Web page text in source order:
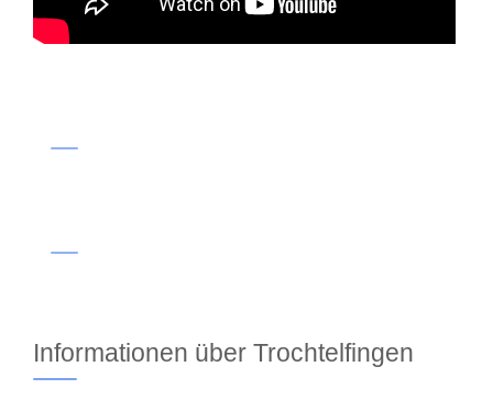
Informationen über Trochtelfingen